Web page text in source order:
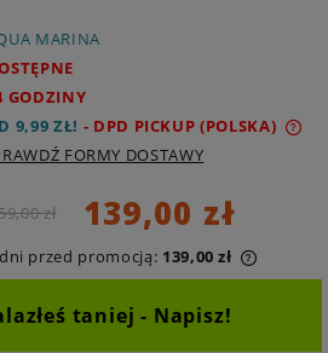
MARINA
GODZINY
9,99 ZŁ - DPD PICKUP (POLSKA)
FORMY DOSTAWY
139,00 zł
zł
przed promocją: 139,00 zł
taniej - Napisz!